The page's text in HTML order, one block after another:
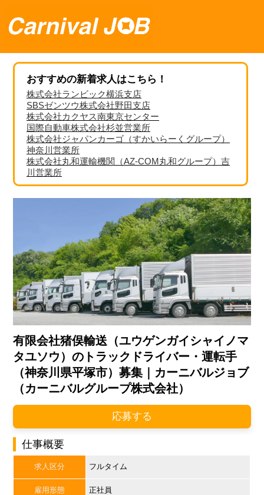
おすすめの新着求人はこちら！
株式会社ランビック横浜支店
SBSゼンツウ株式会社野田支店
株式会社カクヤス南東京センター
国際自動車株式会社杉並営業所
株式会社ジャパンカーゴ（すかいらーくグループ）
神奈川営業所
株式会社丸和運輸機関（AZ-COM丸和グループ）吉
川営業所
有限会社猪俣輸送（ユウゲンガイシャイノマ
タユソウ）のトラックドライバー・運転手
（神奈川県平塚市）募集｜カーニバルジョブ
（カーニバルグループ株式会社）
応募する
仕事概要
求人区分 フルタイム
雇用形態 正社員